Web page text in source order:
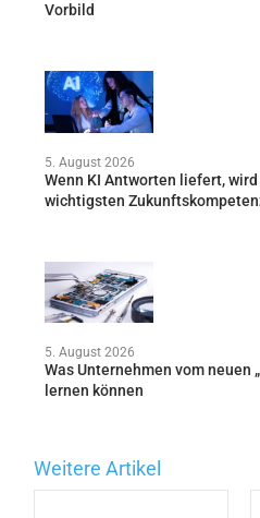
Vorbild
5. August 2026
Wenn KI Antworten liefert,
wichtigsten
5. August 2026
Was Unternehmen vom neuen
lernen können
Weitere Artikel